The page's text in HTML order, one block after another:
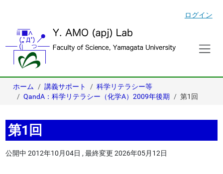
ログイン
ホーム 講義サポート
科学リテラシー等
QandA：科学リテラシー（化学A）2009年後期
第1回
第1回
公開中 2012年10月04日 ,最終変更 2026年05月12日